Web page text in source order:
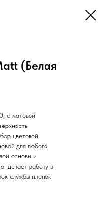
(Белая
с матовой
цветовой
для любого
основы и
делает работу в
службы пленок